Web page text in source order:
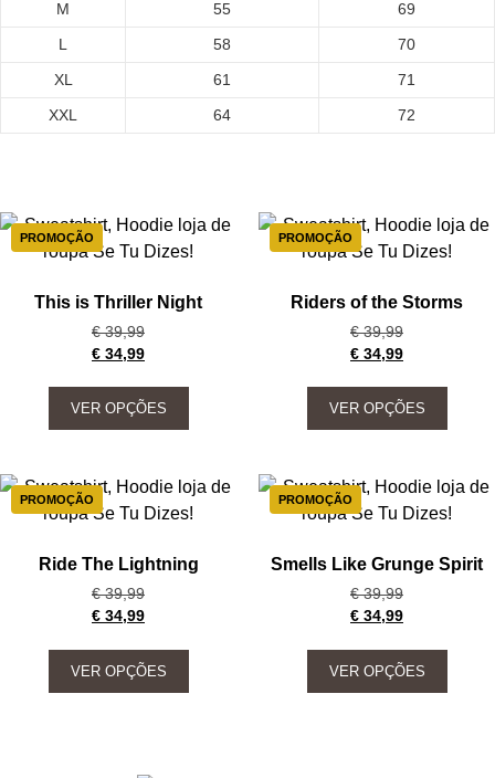
M
55
69
L
58
70
XL
61
71
XXL
64 72
PROMOÇÃO
This is Thriller Night
€39,99
€ 34,99
VER OPÇÕES
PROMOÇÃO
Riders of the Storms
€39,99
€ 34,99
VER OPÇÕES
PROMOÇÃO
Ride The Lightning
€39,99
€ 34,99
VER OPÇÕES
PROMOÇÃO
Smells Like Grunge Spirit
€39,99
€ 34,99
VER OPÇÕES